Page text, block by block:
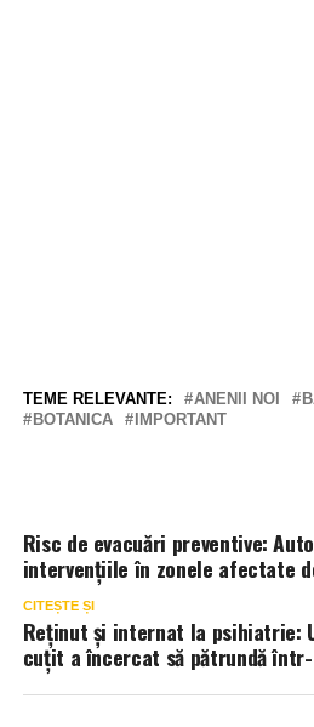
TEME RELEVANTE: ANENII NOI
BOTANICA
IMPORTANT
Risc de evacuări preventive:
intervențiile în zonele afectate
CITEȘTE ȘI
Reținut și internat la psihiatrie:
cuțit a încercat să pătrundă